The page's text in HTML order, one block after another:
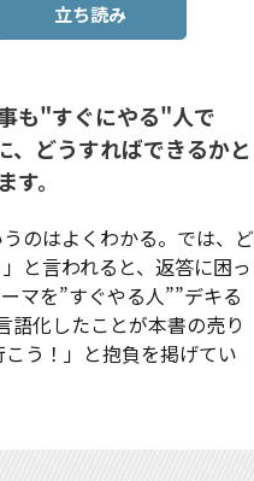
立ち読み
も"すぐにやる"人で
、どうすればできるかと
。
うのはよくわかる。では、ど
と言われると、返答に困っ
マを”すぐやる人””デキる
語化したことが本書の売り
う！」と抱負を掲げてい